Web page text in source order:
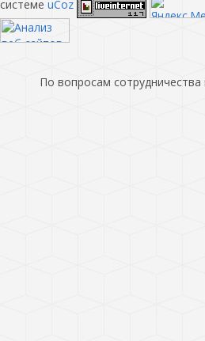
системе uCoz
По вопросам